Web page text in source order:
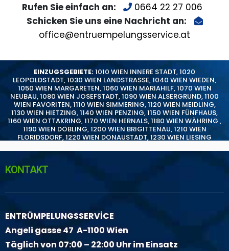
Rufen Sie einfach an:
0664 22 27 006
Schicken Sie uns eine Nachricht an:
office@entruempelungsservice.at
EINZUGSGEBIETE:1010 WIEN INNERE STADT,1020
LEOPOLDSTADT,1030 WIEN LANDSTRASSE,1040 WIEN WIEDEN,
1050 WIEN MARGARETEN,1060 WIEN MARIAHILF,1070 WIEN
NEUBAU,1080 WIEN JOSEFSTADT,1090 WIEN ALSERGRUND,1100
WIEN FAVORITEN,1110 WIEN SIMMERING,1120 WIEN MEIDLING,
1130 WIEN HIETZING,1140 WIEN PENZING,1150 WIEN FÜNFHAUS,
1160 WIEN OTTAKRING,1170 WIEN HERNALS,1180 WIEN WÄHRING ,
1190 WIEN DÖBLING,1200 WIEN BRIGITTENAU,1210 WIEN
FLORIDSDORF,1220 WIEN DONAUSTADT,1230 WIEN LIESING
KONTAKT
ENTRÜMPELUNGSSERVİCE
Angeli gasse 47 A-1100 Wien
Täglich von 07:00 – 22:00 Uhr im Einsatz